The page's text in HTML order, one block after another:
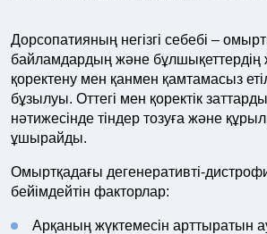
Дорсопатияның негізгі себебі –
байламдардың және
қоректену мен қанмен қамтамасыз
бұзылуы. Оттегі мен қоректік
нәтижесінде тіндер тозуға және
ұшырайды.
Омыртқадағы дегенеративті-
бейімдейтін факторлар:
Арқаның жүктемесін арттыратын